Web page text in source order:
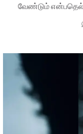
வேண்டும்